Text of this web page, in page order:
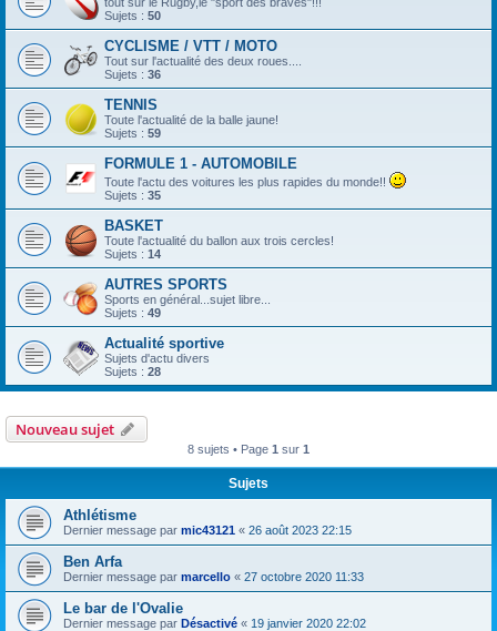
Sujets : 50
CYCLISME / VTT / MOTO
Tout sur l'actualité des deux roues....
Sujets : 36
TENNIS
Toute l'actualité de la balle jaune!
Sujets : 59
FORMULE 1 - AUTOMOBILE
Toute l'actu des voitures les plus rapides du monde!!
Sujets : 35
BASKET
Toute l'actualité du ballon aux trois cercles!
Sujets : 14
AUTRES SPORTS
Sports en général...sujet libre...
Sujets : 49
Actualité sportive
Sujets d'actu divers
Sujets : 28
Nouveau sujet
8 sujets • Page 1 sur 1
Sujets
Athlétisme
Dernier message par mic43121 « 26 août 2023 22:15
Ben Arfa
Dernier message par marcello « 27 octobre 2020 11:33
Le bar de l'Ovalie
Dernier message par Désactivé « 19 janvier 2020 22:02